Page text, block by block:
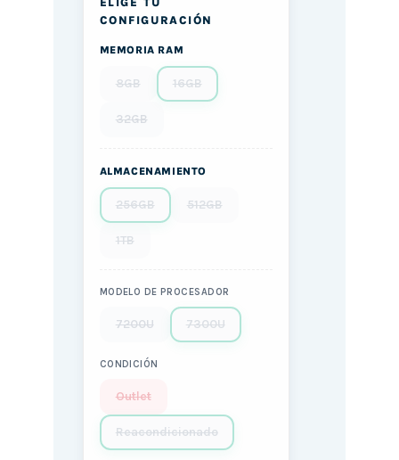
CONFIGURACIÓN
MEMORIA RAM
8GB 16GB
32GB
ALMACENAMIENTO
256GB 512GB
1TB
MODELO DE PROCESADOR
7200U 7300U
CONDICIÓN
Outlet
Reacondicionado